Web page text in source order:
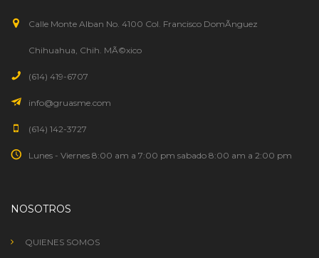
Calle Monte Alban No. 4100 Col. Francisco DomÃ­nguez
Chihuahua, Chih. MÃ©xico
(614) 419-6707
info@gruasme.com
(614) 142-3727
Lunes - Viernes 8:00 am a 7:00 pm sabado 8:00 am a 2:00 pm
NOSOTROS
QUIENES SOMOS